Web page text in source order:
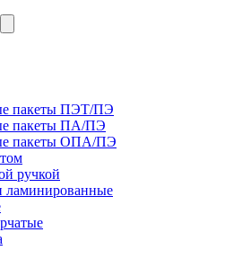
пакеты ПЭТ/ПЭ
пакеты ПА/ПЭ
пакеты ОПА/ПЭ
ручкой
ламинированные